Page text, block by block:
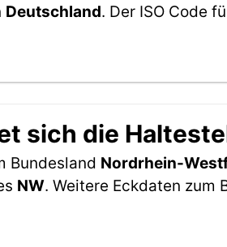
Deutschland. Der ISO Code
sich die
Bundesland Nordrhein-
NW. Weitere Eckdaten zum